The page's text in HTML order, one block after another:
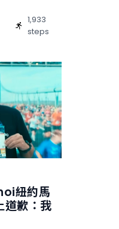
1,933
steps
紐約馬
道歉：我